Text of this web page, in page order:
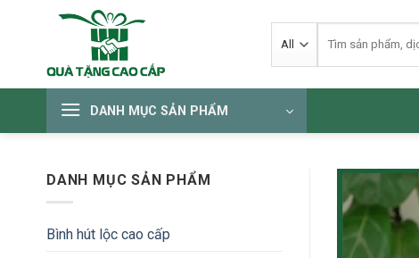
kiếm:
DANH MỤC SẢN PHẨM
DANH MỤC SẢN PHẨM
Bình hút lộc cao cấp